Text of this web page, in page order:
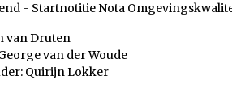
- Startnotitie Nota
van Druten
van der Woude
Quirijn Lokker